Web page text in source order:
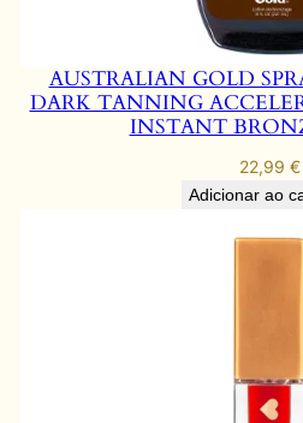
AUSTRALIAN GOLD
DARK TANNING
INSTANT
22,99 €
Adicionar ao